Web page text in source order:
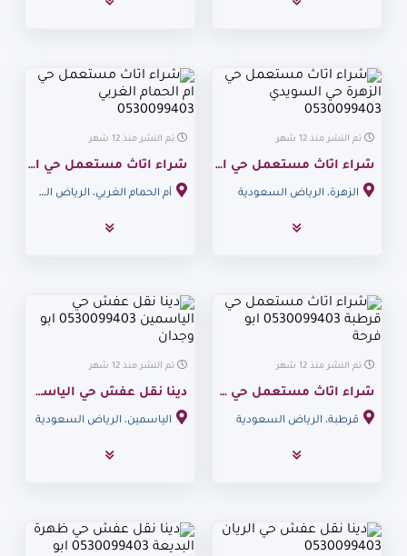
تم النشر منذ 12 شهر
شراء اثاث مستعمل حي الزهرة حي السويدي 0530099403
الزهرة، الرياض السعودية
تم النشر منذ 12 شهر
شراء اثاث مستعمل حي ام الحمام الغربي 0530099403
أم الحمام الغربي، الرياض السعودية
تم النشر منذ 12 شهر
شراء اثاث مستعمل حي قرطبة 0530099403 ابو فرحة
قرطبة، الرياض السعودية
تم النشر منذ 12 شهر
دينا نقل عفش حي الياسمين 0530099403 ابو وجدان
الياسمين، الرياض السعودية